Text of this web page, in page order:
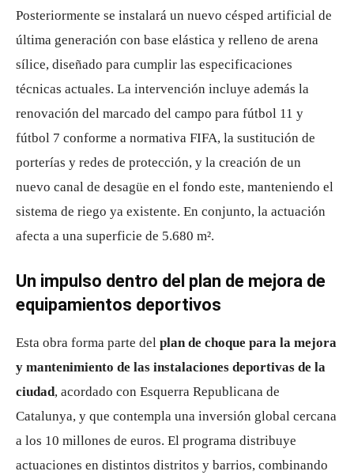
Posteriormente se instalará un nuevo césped artificial de
última generación con base elástica y relleno de arena
sílice, diseñado para cumplir las especificaciones
técnicas actuales. La intervención incluye además la
renovación del marcado del campo para fútbol 11 y
fútbol 7 conforme a normativa FIFA, la sustitución de
porterías y redes de protección, y la creación de un
nuevo canal de desagüe en el fondo este, manteniendo el
sistema de riego ya existente. En conjunto, la actuación
afecta a una superficie de 5.680 m².
Un impulso dentro del plan de mejora de
equipamientos deportivos
Esta obra forma parte del plan de choque para la mejora
y mantenimiento de las instalaciones deportivas de la
ciudad, acordado con Esquerra Republicana de
Catalunya, y que contempla una inversión global cercana
a los 10 millones de euros. El programa distribuye
actuaciones en distintos distritos y barrios, combinando